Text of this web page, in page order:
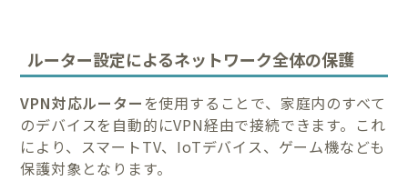
ルーター設定によるネットワーク全体の保護
VPN対応ルーター を使用することで、家庭内のすべて
のデバイスを自動的にVPN経由で接続できます。これ
により、スマートTV、IoTデバイス、ゲーム機なども
保護対象となります。